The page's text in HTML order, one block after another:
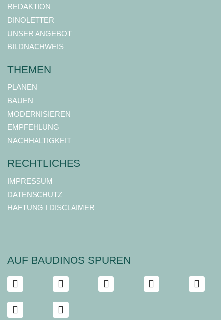
REDAKTION
DINOLETTER
UNSER ANGEBOT
BILDNACHWEIS
THEMEN
PLANEN
BAUEN
MODERNISIEREN
EMPFEHLUNG
NACHHALTIGKEIT
RECHTLICHES
IMPRESSUM
DATENSCHUTZ
HAFTUNG I DISCLAIMER
AUF BAUDINOS SPUREN